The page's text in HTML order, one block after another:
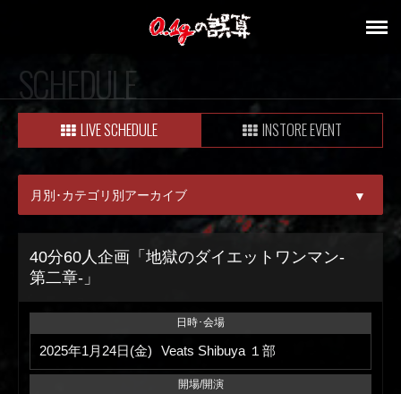
SCHEDULE
LIVE SCHEDULE INSTORE EVENT
月別･カテゴリ別アーカイブ ▼
ALL
08月
09月
40分60人企画「地獄のダイエットワンマン-
第二章-」
日時･会場
2025年1月24日(金) Veats Shibuya １部
開場/開演